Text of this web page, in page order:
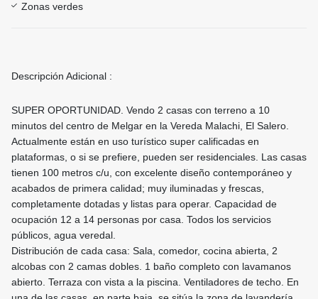
Zonas verdes
Descripción Adicional :
SUPER OPORTUNIDAD. Vendo 2 casas con terreno a 10
minutos del centro de Melgar en la Vereda Malachi, El Salero.
Actualmente están en uso turístico super calificadas en
plataformas, o si se prefiere, pueden ser residenciales. Las casas
tienen 100 metros c/u, con excelente diseño contemporáneo y
acabados de primera calidad; muy iluminadas y frescas,
completamente dotadas y listas para operar. Capacidad de
ocupación 12 a 14 personas por casa. Todos los servicios
públicos, agua veredal.
Distribución de cada casa: Sala, comedor, cocina abierta, 2
alcobas con 2 camas dobles. 1 baño completo con lavamanos
abierto. Terraza con vista a la piscina. Ventiladores de techo. En